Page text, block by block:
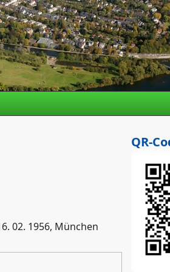
02. 1956, München
QR-